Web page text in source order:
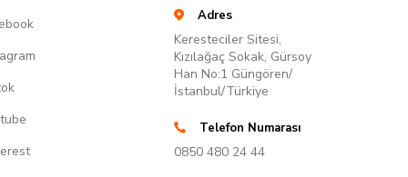
Adres
Keresteciler Sitesi,
Kızılağaç Sokak, Gürsoy
Han No:1 Güngören/
İstanbul/Türkiye
Telefon Numarası
0850 480 24 44